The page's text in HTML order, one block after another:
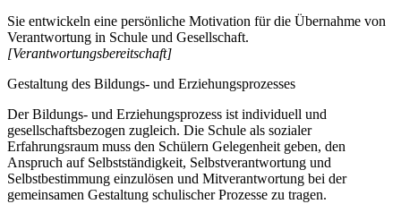
Sie entwickeln eine persönliche Motivation für die Übernahme von
Verantwortung in Schule und Gesellschaft.
[Verantwortungsbereitschaft]
Gestaltung des Bildungs- und Erziehungsprozesses
Der Bildungs- und Erziehungsprozess ist individuell und
gesellschaftsbezogen zugleich. Die Schule als sozialer
Erfahrungsraum muss den Schülern Gelegenheit geben, den
Anspruch auf Selbstständigkeit, Selbstverantwortung und
Selbstbestimmung einzulösen und Mitverantwortung bei der
gemeinsamen Gestaltung schulischer Prozesse zu tragen.